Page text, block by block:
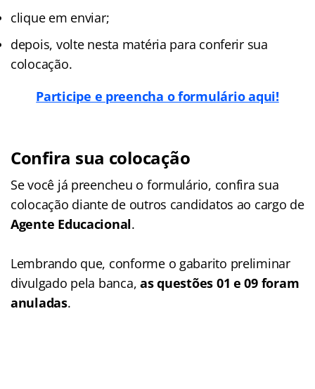
clique em enviar;
depois, volte nesta matéria para conferir sua
colocação.
Participe e preencha o formulário aqui!
Confira sua colocação
Se você já preencheu o formulário, confira sua
colocação diante de outros candidatos ao cargo de
Agente Educacional.
Lembrando que, conforme o gabarito preliminar
divulgado pela banca,as questões 01 e 09 foram
anuladas.